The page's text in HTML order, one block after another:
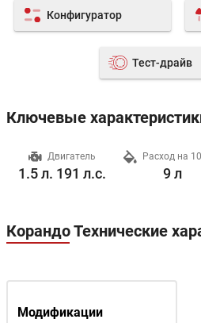
Конфигуратор
Тест-драйв
Ключевые
Двигатель
1.5 л. 191 л.с.
Расход на
9 л
Корандо Технические
Модификации